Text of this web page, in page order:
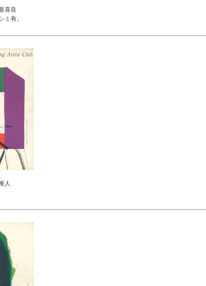
喜良
ミ有。
人